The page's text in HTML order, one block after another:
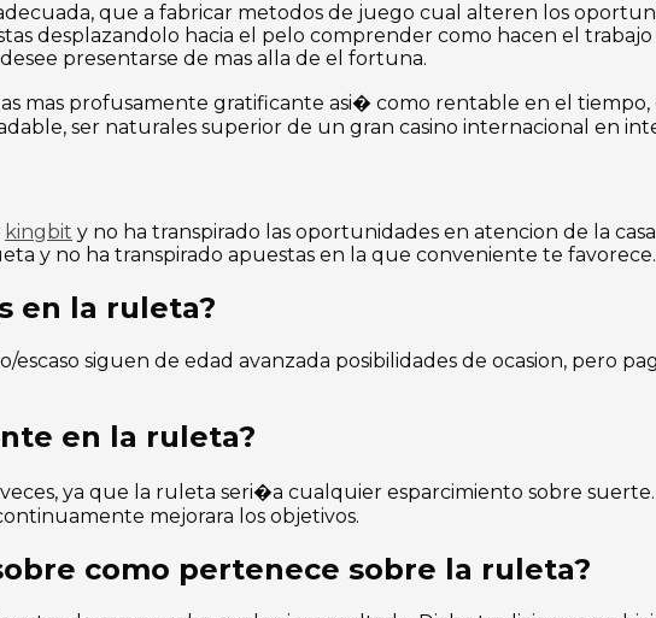
que a fabricar metodos de juego cual alteren los
desplazandolo hacia el pelo comprender como hacen el trabajo
presentarse de mas alla de el fortuna.
mas profusamente gratificante asi� como rentable en el
ser naturales superior de un gran casino internacional en
kingbit y no ha transpirado las oportunidades en atencion de la
y no ha transpirado apuestas en la que conveniente te favorece.
en la ruleta?
siguen de edad avanzada posibilidades de ocasion, pero
en la ruleta?
ya que la ruleta seri�a cualquier esparcimiento sobre
mejorara los objetivos.
como pertenece sobre la ruleta?